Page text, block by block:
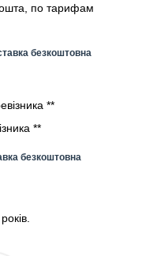
по тарифам
безкоштовна
**
**
безкоштовна